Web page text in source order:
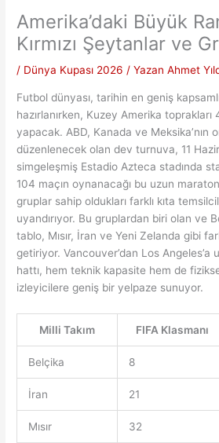
Amerika’daki Büyük
Kırmızı Şeytanlar ve
/ Dünya Kupası 2026 / Yazan Ahmet
Futbol dünyası, tarihin en geniş
hazırlanırken, Kuzey Amerika
yapacak. ABD, Kanada ve Meksika’nın
düzenlenecek olan dev turnuva, 11
simgeleşmiş Estadio Azteca stadında
104 maçın oynanacağı bu uzun
gruplar sahip oldukları farklı kıta
uyandırıyor. Bu gruplardan biri olan ve
tablo, Mısır, İran ve Yeni Zelanda gibi
getiriyor. Vancouver’dan Los Angeles’a
hattı, hem teknik kapasite hem de
izleyicilere geniş bir yelpaze sunuyor.
Milli Takım FIFA Klasmanı
Belçika 8
İran 21
Mısır 32